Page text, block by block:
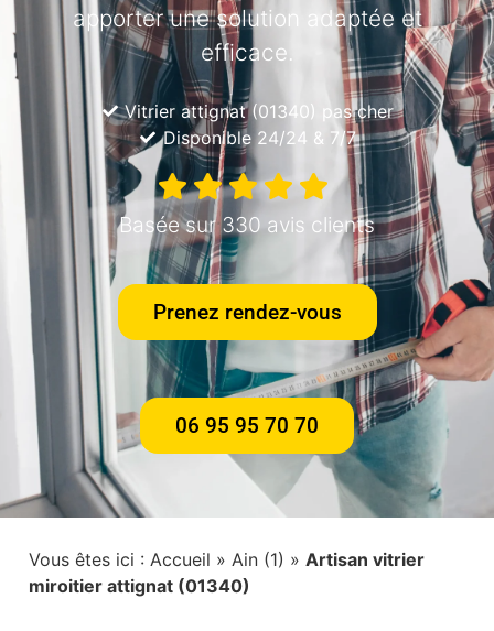
apporter une solution adaptée et
efficace.
Vitrier attignat (01340) pas cher
Disponible 24/24 & 7/7
Basée sur 330 avis clients
Prenez rendez-vous
06 95 95 70 70
Vous êtes ici : Accueil » Ain (1) » Artisan vitrier
miroitier attignat (01340)